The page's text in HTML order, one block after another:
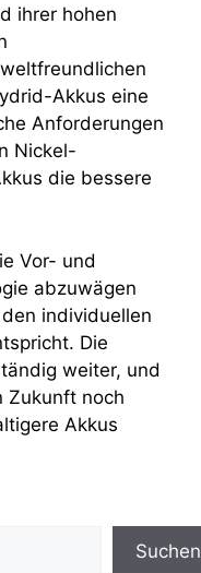
ihrer hohen
Akkus eine
Anforderungen
Nickel-
die bessere
Vor- und
abzuwägen
individuellen
Die
weiter, und
Zukunft noch
Akkus
Suchen